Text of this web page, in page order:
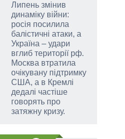
Липень змінив
динаміку війни:
росія посилила
балістичні атаки, а
Україна – удари
вглиб території рф.
Москва втратила
очікувану підтримку
США, а в Кремлі
дедалі частіше
говорять про
затяжну кризу.